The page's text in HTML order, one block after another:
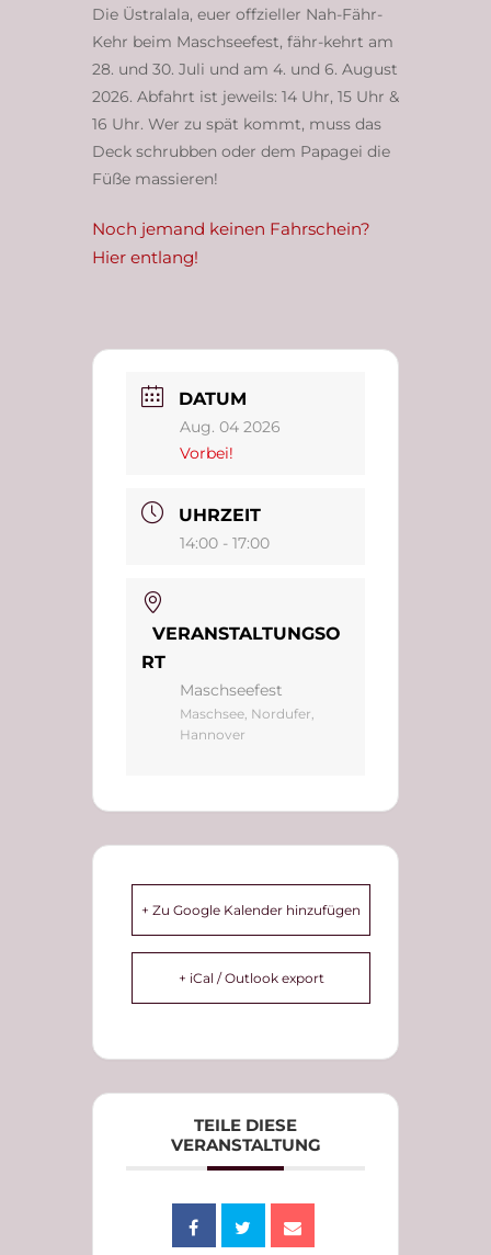
Die Üstralala, euer offzieller Nah-Fähr-
Kehr beim Maschseefest, fähr-kehrt am
28. und 30. Juli und am 4. und 6. August
2026. Abfahrt ist jeweils: 14 Uhr, 15 Uhr &
16 Uhr. Wer zu spät kommt, muss das
Deck schrubben oder dem Papagei die
Füße massieren!
Noch jemand keinen Fahrschein?
Hier entlang!
DATUM
Aug. 04 2026
Vorbei!
UHRZEIT
14:00 - 17:00
VERANSTALTUNGSO
RT
Maschseefest
Maschsee, Nordufer,
Hannover
+ Zu Google Kalender hinzufügen
+ iCal / Outlook export
TEILE DIESE
VERANSTALTUNG